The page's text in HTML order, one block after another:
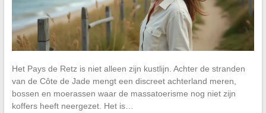
Het Pays de Retz is niet alleen zijn kustlijn. Achter de stranden
van de Côte de Jade mengt een discreet achterland meren,
bossen en moerassen waar de massatoerisme nog niet zijn
koffers heeft neergezet. Het is…